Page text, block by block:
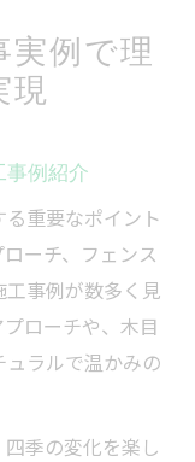
実例で理
現
事例紹介
重要なポイント
ーチ、フェンス
事例が数多く見
ローチや、木目
ラルで温かみの
季の変化を楽し